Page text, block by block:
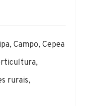
,Campo,Cepea
,
rurais,